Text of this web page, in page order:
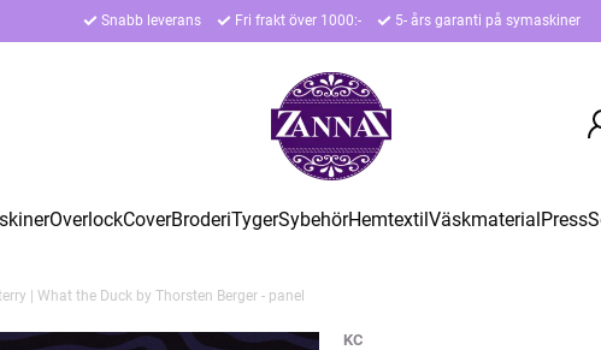
Snabb leverans Fri frakt över 1000:- 5- års garanti på symaskiner
OverlockCoverBroderiTygerSybehörHemtextilVäskmaterialPress
| What the Duck by Thorsten Berger - panel
KC